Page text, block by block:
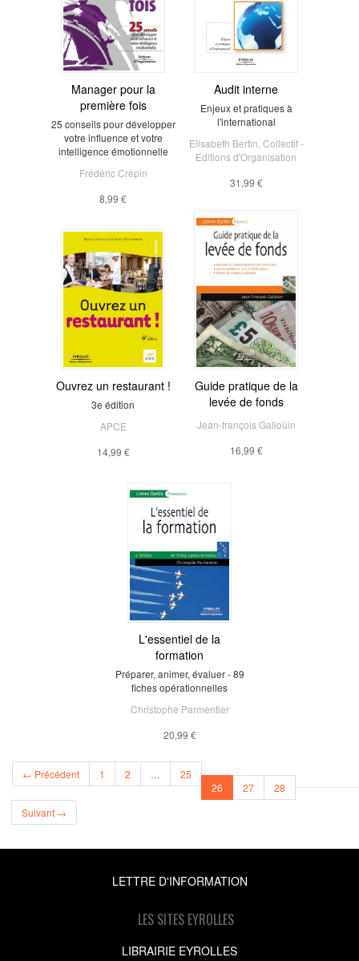
Manager pour la
première fois
25 conseils pour développer
votre influence et votre
intelligence émotionnelle
Frédéric Crépin
8,99 €
Audit interne
Enjeux et pratiques à
l'international
Elisabeth Bertin Collectif -
Editions d'Organisation
31,99 €
Ouvrez un restaurant !
3e édition
APCE
14,99 €
Guide pratique de la
levée de fonds
Jean-françois Galloüin
16,99 €
L'essentiel de la
formation
Préparer, animer, évaluer - 89
fiches opérationnelles
Christophe Parmentier
20,99 €
← Précédent 1 2
25
26 (current)
27
28
Suivant →
LETTRE D'INFORMATION
LES SITES EYROLLES
LIBRAIRIE EYROLLES